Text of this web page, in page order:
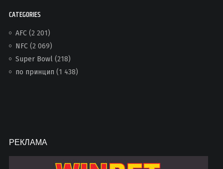
CATEGORIES
AFC(2 201)
NFC(2 069)
Super Bowl(218)
по принцип (1 438)
РЕКЛАМА